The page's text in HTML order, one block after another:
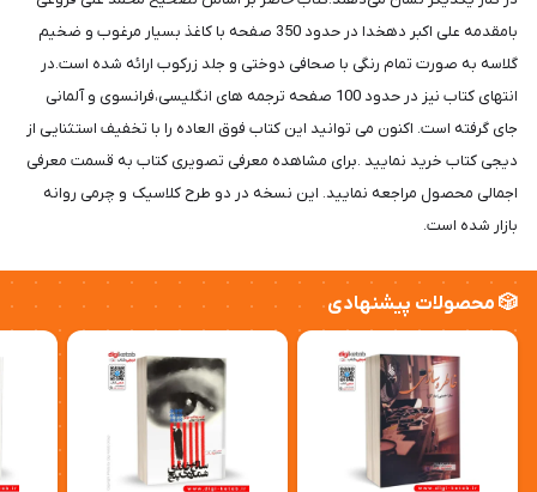
بامقدمه علی اکبر دهخدا در حدود 350 صفحه با کاغذ بسیار مرغوب و ضخیم
گلاسه به صورت تمام رنگی با صحافی دوختی و جلد زرکوب ارائه شده است.در
انتهای کتاب نیز در حدود 100 صفحه ترجمه های انگلیسی،فرانسوی و آلمانی
جای گرفته است. اکنون می توانید این کتاب فوق العاده را با تخفیف استثنایی از
دیجی کتاب خرید نمایید .برای مشاهده معرفی تصویری کتاب به قسمت معرفی
اجمالی محصول مراجعه نمایید. این نسخه در دو طرح کلاسیک و چرمی روانه
بازار شده است.
🎲 محصولات پیشنهادی